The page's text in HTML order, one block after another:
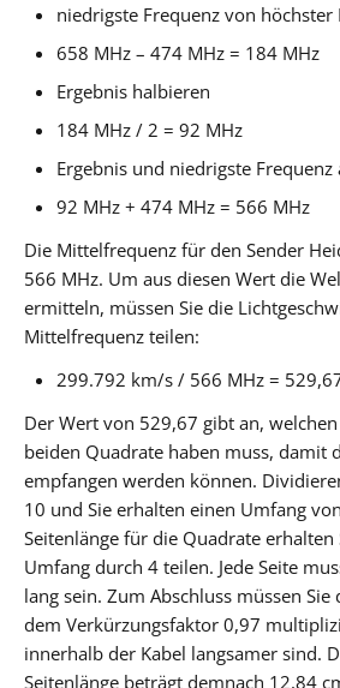
niedrigste Frequenz von höchster
658 MHz – 474 MHz = 184 MHz
Ergebnis halbieren
184 MHz / 2 = 92 MHz
Ergebnis und niedrigste Frequenz
92 MHz + 474 MHz = 566 MHz
Die Mittelfrequenz für den Sender
566 MHz. Um aus diesen Wert die
ermitteln, müssen Sie die
Mittelfrequenz teilen:
299.792 km/s / 566 MHz =
Der Wert von 529,67 gibt an,
beiden Quadrate haben muss, damit
empfangen werden können.
10 und Sie erhalten einen Umfang
Seitenlänge für die Quadrate erhalten
Umfang durch 4 teilen. Jede Seite
lang sein. Zum Abschluss müssen
dem Verkürzungsfaktor 0,97
innerhalb der Kabel langsamer sind.
Seitenlänge beträgt demnach 12,84